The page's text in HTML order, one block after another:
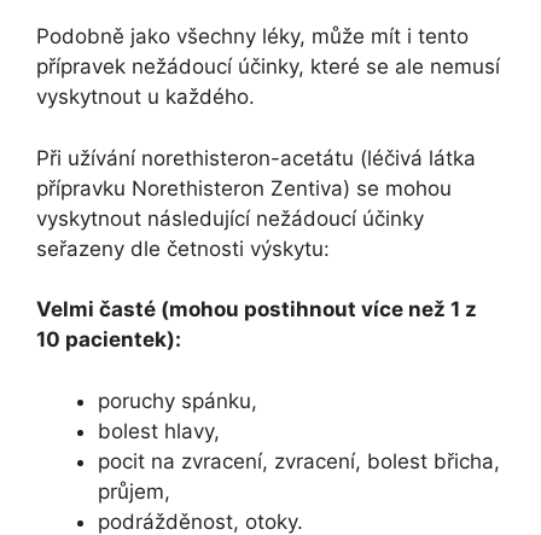
Podobně jako všechny léky, může mít i tento
přípravek nežádoucí účinky, které se ale nemusí
vyskytnout u každého.
Při užívání norethisteron-acetátu (léčivá látka
přípravku Norethisteron Zentiva) se mohou
vyskytnout následující nežádoucí účinky
seřazeny dle četnosti výskytu:
Velmi časté (mohou postihnout více než 1 z
10 pacientek):
poruchy spánku,
bolest hlavy,
pocit na zvracení, zvracení, bolest břicha,
průjem,
podrážděnost, otoky.